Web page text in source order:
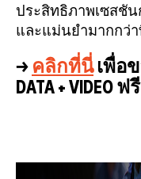
ประสิทธิภาพเซสชั
และแม่นยำมากกว่า
→ คลิกที่นี่ เพื่อข
DATA + VIDEO ฟรี